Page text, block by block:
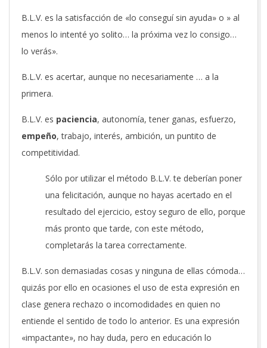
B.L.V. es la satisfacción de «lo conseguí sin ayuda» o » al
menos lo intenté yo solito… la próxima vez lo consigo…
lo verás».
B.L.V. es acertar, aunque no necesariamente … a la
primera.
B.L.V. es paciencia, autonomía, tener ganas, esfuerzo,
empeño, trabajo, interés, ambición, un puntito de
competitividad.
Sólo por utilizar el método B.L.V. te deberían poner
una felicitación, aunque no hayas acertado en el
resultado del ejercicio, estoy seguro de ello, porque
más pronto que tarde, con este método,
completarás la tarea correctamente.
B.L.V. son demasiadas cosas y ninguna de ellas cómoda…
quizás por ello en ocasiones el uso de esta expresión en
clase genera rechazo o incomodidades en quien no
entiende el sentido de todo lo anterior. Es una expresión
«impactante», no hay duda, pero en educación lo